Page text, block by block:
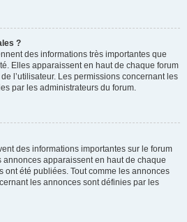
?
des informations très importantes que
Elles apparaissent en haut de chaque forum
l’utilisateur. Les permissions concernant les
par les administrateurs du forum.
des informations importantes sur le forum
apparaissent en haut de chaque
ont été publiées. Tout comme les annonces
les annonces sont définies par les